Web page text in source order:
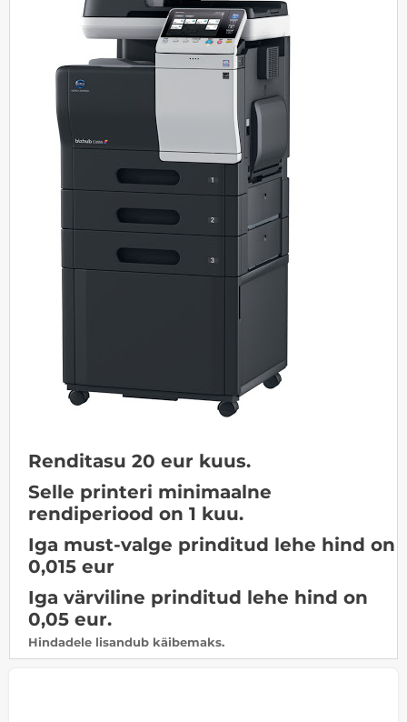
Renditasu 20 eur kuus.
Selle printeri minimaalne
rendiperiood on 1 kuu.
Iga must-valge prinditud lehe hind on
0,015 eur
Iga värviline prinditud lehe hind on
0,05 eur.
Hindadele lisandub käibemaks.